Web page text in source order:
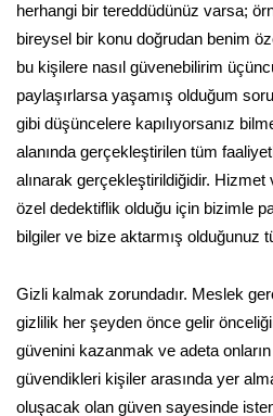
herhangi bir tereddüdünüz varsa;
bireysel bir konu doğrudan benim
bu kişilere nasıl güvenebilirim
paylaşırlarsa yaşamış olduğum
gibi düşüncelere kapılıyorsanız
alanında gerçekleştirilen tüm
alınarak gerçekleştirildiğidir.
özel dedektiflik olduğu için bizimle
bilgiler ve bize aktarmış olduğunuz
Gizli kalmak zorundadır. Meslek
gizlilik her şeyden önce gelir
güvenini kazanmak ve adeta
güvendikleri kişiler arasında yer
oluşacak olan güven sayesinde